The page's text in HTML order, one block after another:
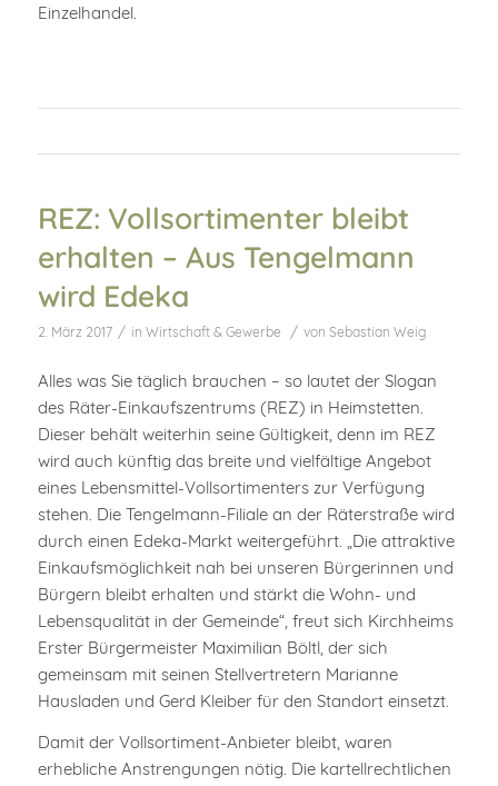
Einzelhandel.
REZ: Vollsortimenter bleibt
erhalten – Aus Tengelmann
wird Edeka
2. März 2017 / in Wirtschaft & Gewerbe / von Sebastian Weig
Alles was Sie täglich brauchen – so lautet der Slogan
des Räter-Einkaufszentrums (REZ) in Heimstetten.
Dieser behält weiterhin seine Gültigkeit, denn im REZ
wird auch künftig das breite und vielfältige Angebot
eines Lebensmittel-Vollsortimenters zur Verfügung
stehen. Die Tengelmann-Filiale an der Räterstraße wird
durch einen Edeka-Markt weitergeführt. „Die attraktive
Einkaufsmöglichkeit nah bei unseren Bürgerinnen und
Bürgern bleibt erhalten und stärkt die Wohn- und
Lebensqualität in der Gemeinde“, freut sich Kirchheims
Erster Bürgermeister Maximilian Böltl, der sich
gemeinsam mit seinen Stellvertretern Marianne
Hausladen und Gerd Kleiber für den Standort einsetzt.
Damit der Vollsortiment-Anbieter bleibt, waren
erhebliche Anstrengungen nötig. Die kartellrechtlichen